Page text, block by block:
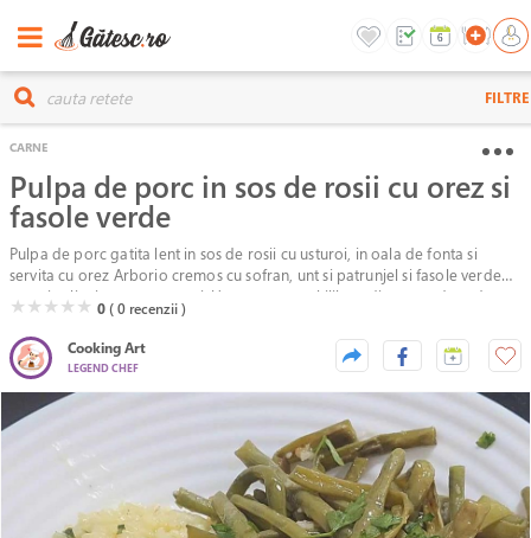
FILTRE
CARNE
Pulpa de porc in sos de rosii cu orez si
fasole verde
Pulpa de porc gatita lent in sos de rosii cu usturoi, in oala de fonta si
servita cu orez Arborio cremos cu sofran, unt si patrunjel si fasole verde
pastai calita in unt cu usturoi. Un preparat echilibrat din punct de vedere
nutritional, satios si gustos.
( )
★( )
★( )
★( )
★( )
★ 0( 0 recenzii )
Cooking Art
LEGEND CHEF